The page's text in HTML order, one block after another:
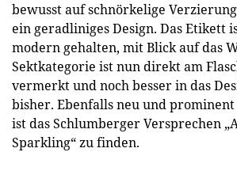
bewusst auf schnörkelige
ein geradliniges Design. Das Etikett
modern gehalten, mit Blick auf das
Sektkategorie ist nun direkt am
vermerkt und noch besser in das
bisher. Ebenfalls neu und
ist das Schlumberger Versprechen
Sparkling“ zu finden.